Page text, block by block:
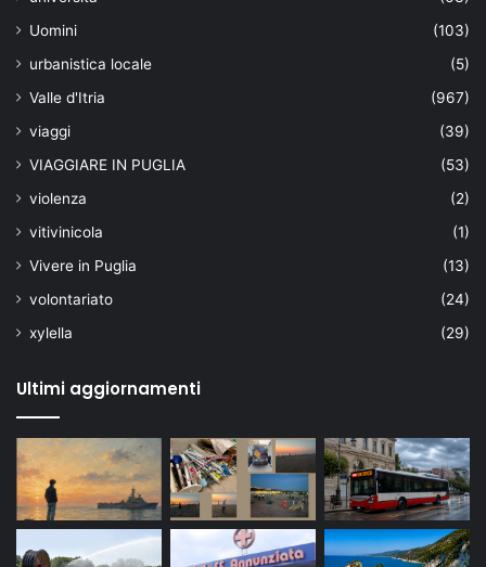
Uomini
(103)
urbanistica locale
(5)
Valle d'Itria
(967)
viaggi
(39)
VIAGGIARE IN PUGLIA
(53)
violenza
(2)
vitivinicola
(1)
Vivere in Puglia
(13)
volontariato
(24)
xylella
(29)
Ultimi aggiornamenti